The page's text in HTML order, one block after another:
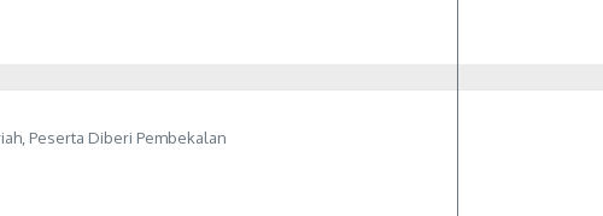
Peserta Diberi Pembekalan